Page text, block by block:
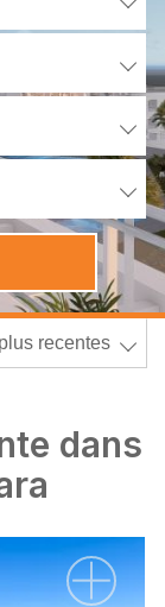
recentes
dans